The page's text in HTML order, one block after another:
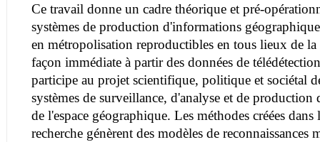
Ce travail donne un cadre théorique et pré-
systèmes de production d'informations
en métropolisation reproductibles en tous lieux de la
façon immédiate à partir des données de
participe au projet scientifique, politique et sociétal
systèmes de surveillance, d'analyse et de production
de l'espace géographique. Les méthodes créées dans
recherche génèrent des modèles de